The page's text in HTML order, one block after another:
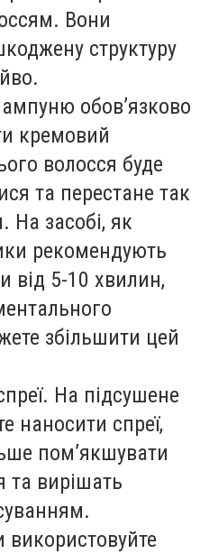
Вони
структуру
обов’язково
кремовий
волосся буде
та перестане так
На засобі, як
рекомендують
від 5-10 хвилин,
збільшити цей
На підсушене
наносити спреї,
пом’якшувати
та вирішать
використовуйте